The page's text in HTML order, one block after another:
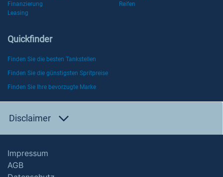
Finanzierung
Reifen
Leasing
Quickfinder
Finden Sie die besten Tankstellen
Finden Sie die günstigsten Spritpreise
Finden Sie Ihre bevorzugte Marke
Disclaimer
Impressum
AGB